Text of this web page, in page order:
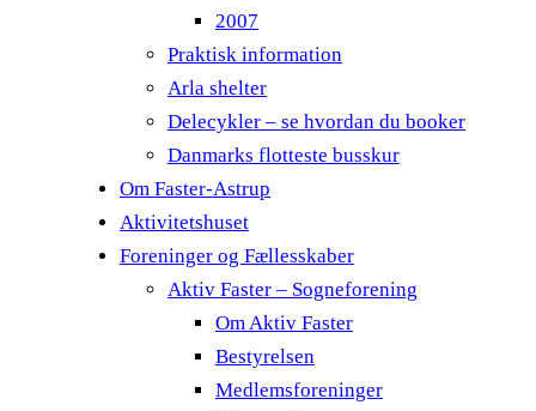
2007
Praktisk information
Arla shelter
Delecykler – se hvordan du booker
Danmarks flotteste busskur
Om Faster-Astrup
Aktivitetshuset
Foreninger og Fællesskaber
Aktiv Faster – Sogneforening
Om Aktiv Faster
Bestyrelsen
Medlemsforeninger